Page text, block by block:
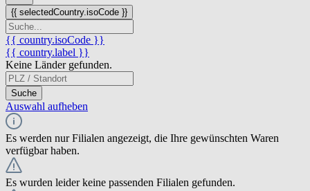
{{ selectedCountry.isoCode }}
{{ country.isoCode }}
{{ country.label }}
Keine Länder gefunden.
Suche
Auswahl aufheben
Es werden nur Filialen angezeigt, die Ihre gewünschten Waren
verfügbar haben.
Es wurden leider keine passenden Filialen gefunden.